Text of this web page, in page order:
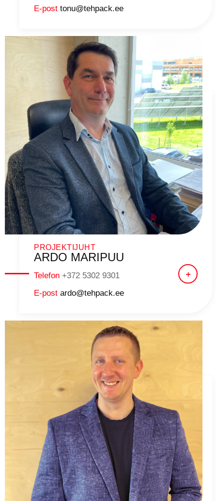
E-post tonu@tehpack.ee
PROJEKTIJUHT
ARDO MARIPUU
Telefon +372 5302 9301
E-post ardo@tehpack.ee